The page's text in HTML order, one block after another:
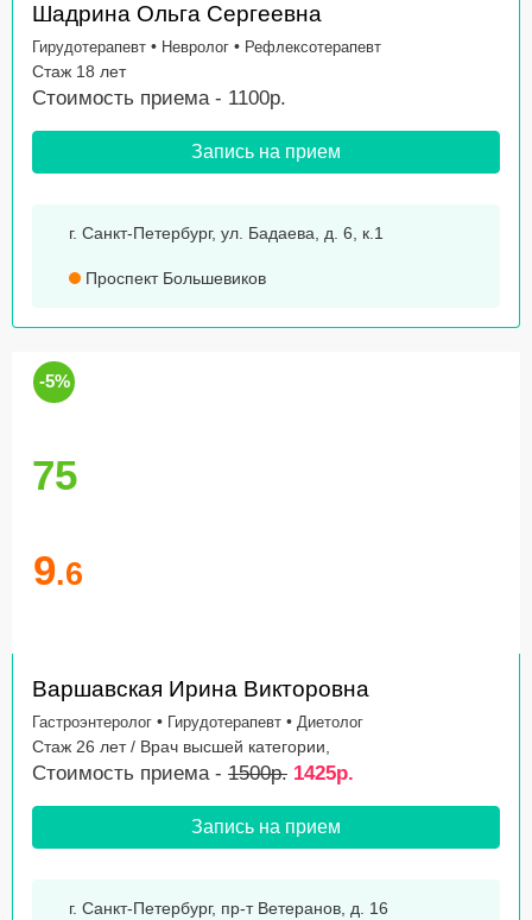
Шадрина Ольга Сергеевна
Гирудотерапевт • Невролог • Рефлексотерапевт
Стаж 18 лет
Стоимость приема - 1100р.
Запись на прием
г. Санкт-Петербург, ул. Бадаева, д. 6, к.1
Проспект Большевиков
-5%
75
9.6
Варшавская Ирина Викторовна
Гастроэнтеролог • Гирудотерапевт • Диетолог
Стаж 26 лет / Врач высшей категории,
Стоимость приема - 1500р. 1425р.
Запись на прием
г. Санкт-Петербург, пр-т Ветеранов, д. 16